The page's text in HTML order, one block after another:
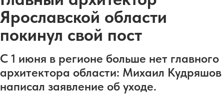
Ярославской области
покинул свой пост
С 1 июня в регионе больше нет главного
архитектора области: Михаил Кудряшов
написал заявление об уходе.